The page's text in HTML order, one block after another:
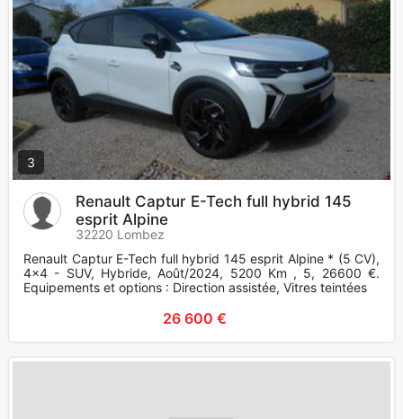
3
Renault Captur E-Tech full hybrid 145
esprit Alpine
32220 Lombez
Renault Captur E-Tech full hybrid 145 esprit Alpine * (5 CV),
4x4 - SUV, Hybride, Août/2024, 5200 Km , 5, 26600 €.
Equipements et options : Direction assistée, Vitres teintées.
26 600 €